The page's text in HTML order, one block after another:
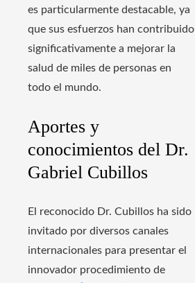
es particularmente destacable, ya
que sus esfuerzos han contribuido
significativamente a mejorar la
salud de miles de personas en
todo el mundo.
Aportes y
conocimientos del Dr.
Gabriel Cubillos
El reconocido Dr. Cubillos ha sido
invitado por diversos canales
internacionales para presentar el
innovador procedimiento de